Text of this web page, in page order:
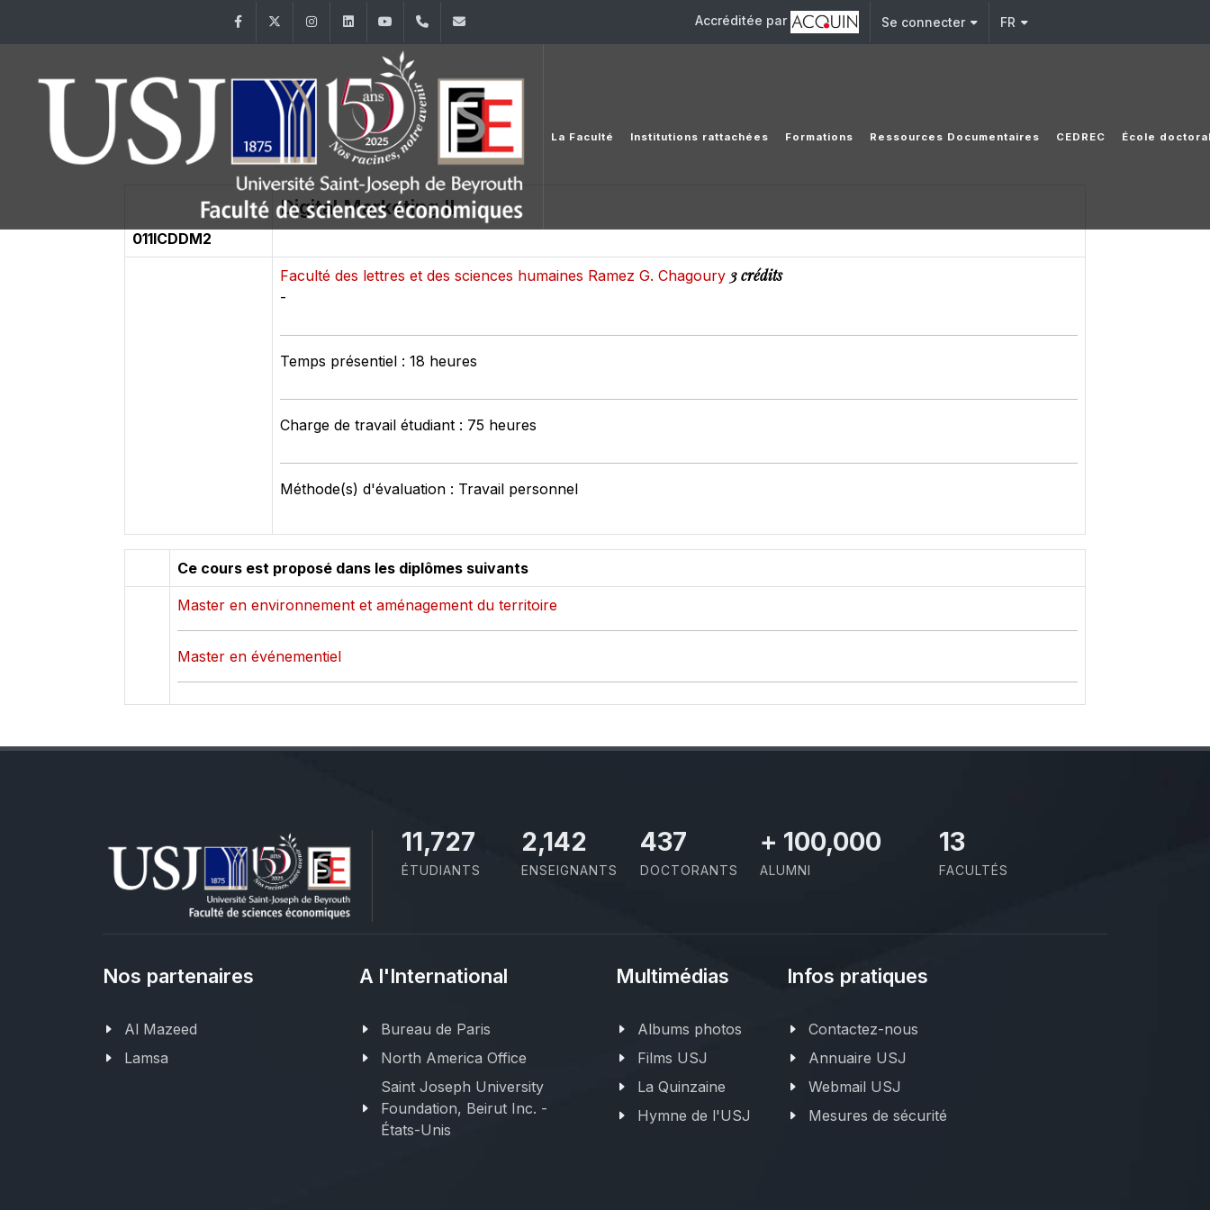
FacebookTwitter InstagramLinkedInYouTube+961 (1) 421 644 Accréditée par Se connecter FR
La Faculté Institutions rattachées Formations Ressources Documentaires CEDREC École
011ICDDM2
Digital Marketing II
Faculté des lettres et des sciences humaines Ramez G. Chagoury 3 crédits
-
Temps présentiel : 18 heures
Charge de travail étudiant : 75 heures
Méthode(s) d'évaluation : Travail personnel
Ce cours est proposé dans les diplômes suivants
Master en environnement et aménagement du territoire
Master en événementiel
11,727
ÉTUDIANTS
2,142
ENSEIGNANTS
437
DOCTORANTS
+ 100,000
ALUMNI
13
FACULTÉS
Nos partenaires
Al Mazeed
Lamsa
A l'International
Bureau de Paris
North America Office
Saint Joseph University
Foundation, Beirut Inc. -
États-Unis
Multimédias
Albums photos
Films USJ
La Quinzaine
Hymne de l'USJ
Infos pratiques
Contactez-nous
Annuaire USJ
Webmail USJ
Mesures de sécurité